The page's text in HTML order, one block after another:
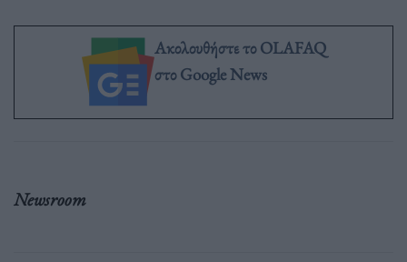
Ακολουθήστε το OLAFAQ
στο Google News
Newsroom